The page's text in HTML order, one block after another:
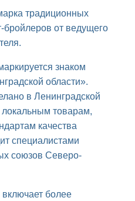
традиционных
бройлеров от ведущего
знаком
области».
в Ленинградской
локальным товарам,
качества
специалистами
союзов Северо-
более